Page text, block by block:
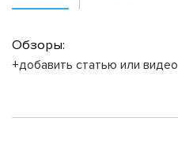
Обзоры:
+добавить статью или видео